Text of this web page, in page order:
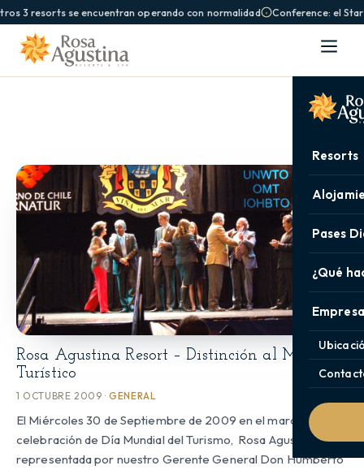
3 resorts se encuentran operando con normalidad Conference: el
Resorts
Pases
¿Qué
Rosa Agustina Resort – Distinción al Mérito
Turístico
1 OCTUBRE 2009 ·GENERAL
El Miércoles 30 de Septiembre de 2009 en el marco de la
celebración de Día Mundial del Turismo, Rosa Agustina
representada por nuestro Gerente General Don Humberto